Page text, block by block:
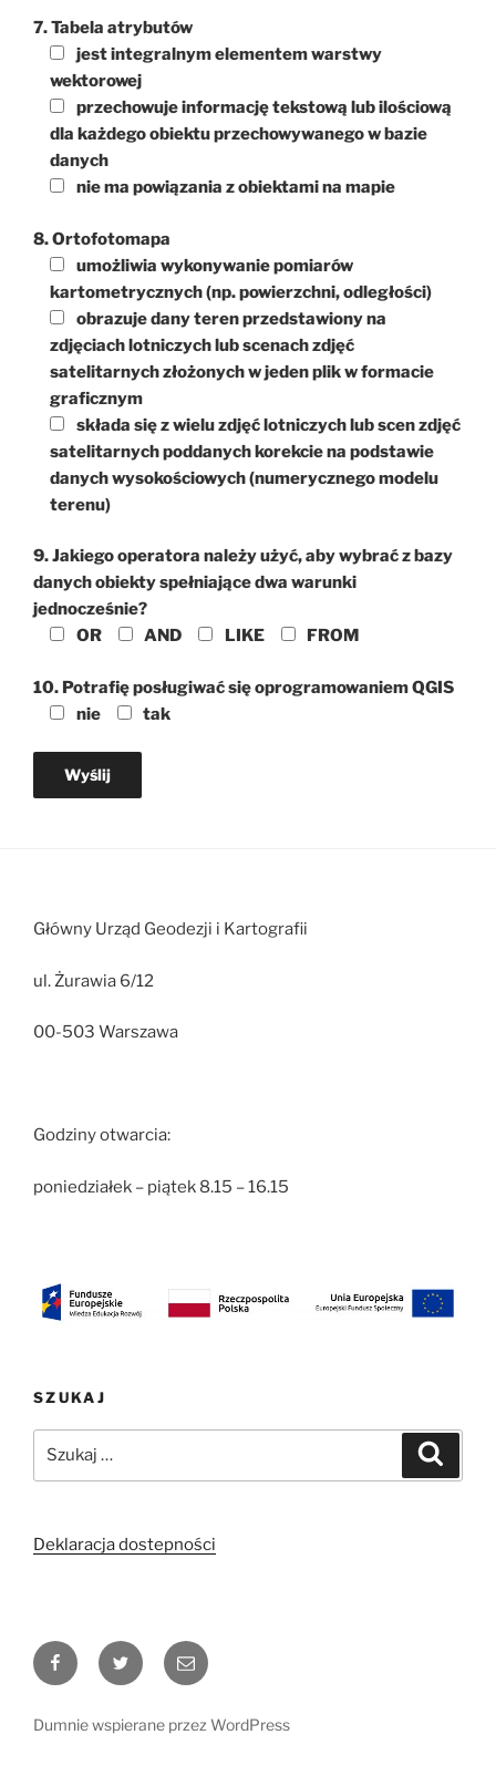
7. Tabela atrybutów
jest integralnym elementem warstwy
wektorowej
przechowuje informację tekstową lub ilościową
dla każdego obiektu przechowywanego w bazie
danych
nie ma powiązania z obiektami na mapie
8. Ortofotomapa
umożliwia wykonywanie pomiarów
kartometrycznych (np. powierzchni, odległości)
obrazuje dany teren przedstawiony na
zdjęciach lotniczych lub scenach zdjęć
satelitarnych złożonych w jeden plik w formacie
graficznym
składa się z wielu zdjęć lotniczych lub scen zdjęć
satelitarnych poddanych korekcie na podstawie
danych wysokościowych (numerycznego modelu
terenu)
9. Jakiego operatora należy użyć, aby wybrać z bazy
danych obiekty spełniające dwa warunki
jednocześnie?
OR
AND LIKE FROM
10. Potrafię posługiwać się oprogramowaniem QGIS
nie
tak
Główny Urząd Geodezji i Kartografii
ul. Żurawia 6/12
00-503 Warszawa
Godziny otwarcia:
poniedziałek – piątek 8.15 – 16.15
SZUKAJ
Deklaracja dostepności
FacebookTwitter Email
Dumnie wspierane przez WordPress